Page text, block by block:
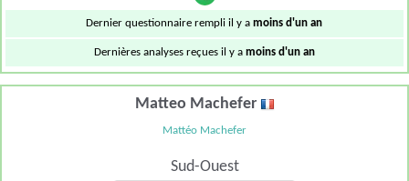
Dernier questionnaire rempli il y amoins d'un an
Dernières analyses reçues il y a moins d'un an
Matteo Machefer
Mattéo Machefer
Sud-Ouest